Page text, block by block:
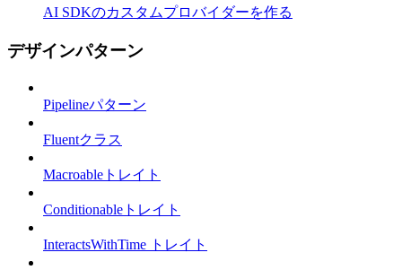
AI SDKのカスタムプロバイダーを作る
デザインパターン
Pipelineパターン
Fluentクラス
Macroableトレイト
Conditionableトレイト
InteractsWithTime トレイト